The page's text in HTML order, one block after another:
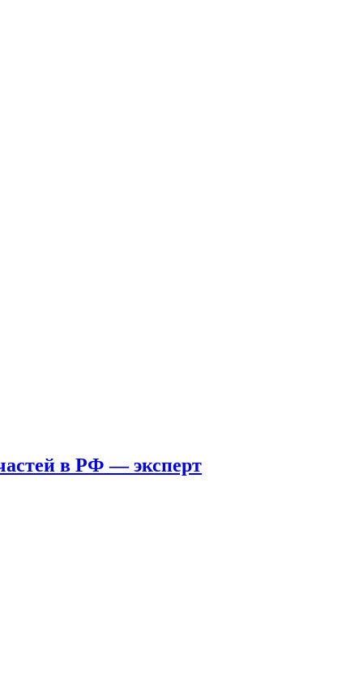
в РФ — эксперт